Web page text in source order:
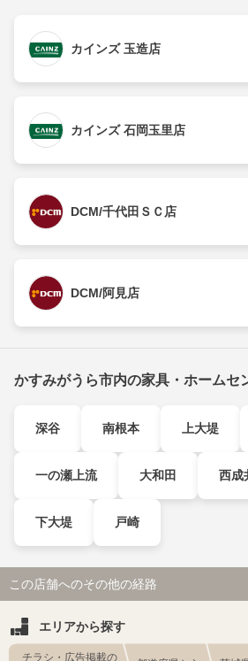
カインズ 玉造店
カインズ 石岡玉里店
DCM/千代田ＳＣ店
DCM/阿見店
かすみがうら市内の家具・ホームセ
深谷 南根本 上大堤
一の瀬上流 大和田 西成
下大堤 戸崎
この店舗へのその他の経路
エリアから探す
チラシ・広告掲載の